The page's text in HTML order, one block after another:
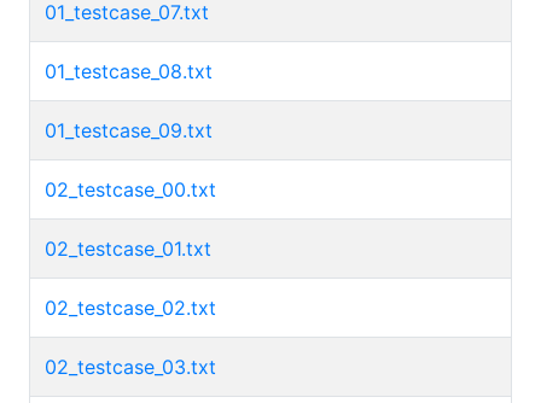
01_testcase_07.txt
01_testcase_08.txt
01_testcase_09.txt
02_testcase_00.txt
02_testcase_01.txt
02_testcase_02.txt
02_testcase_03.txt